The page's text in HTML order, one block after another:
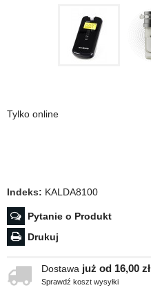
Tylko online
Indeks: KALDA8100
Pytanie o Produkt
Drukuj
Dostawa już od 16,00 zł
Sprawdź koszt wysyłki